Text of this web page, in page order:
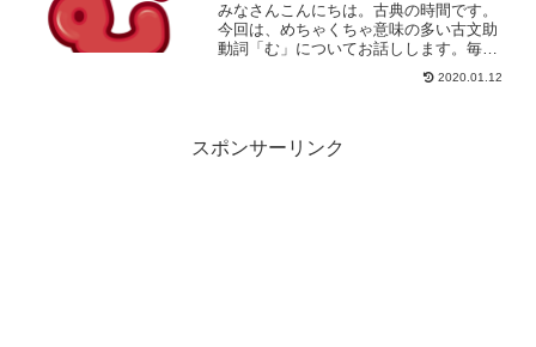
みなさんこんにちは。古典の時間です。
今回は、めちゃくちゃ意味の多い古文助
動詞「む」についてお話しします。毎回
思いますけど、古文助動詞って「む」と
か「たり」とか文字数少ないですよね。
2020.01.12
スポンサーリンク